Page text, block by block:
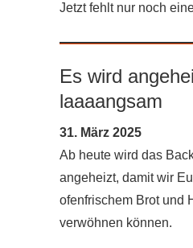
Jetzt fehlt nur noch
Es wird
laaaangsam
31. März 2025
Ab heute wird das
angeheizt, damit wir
ofenfrischem Brot und
verwöhnen können.